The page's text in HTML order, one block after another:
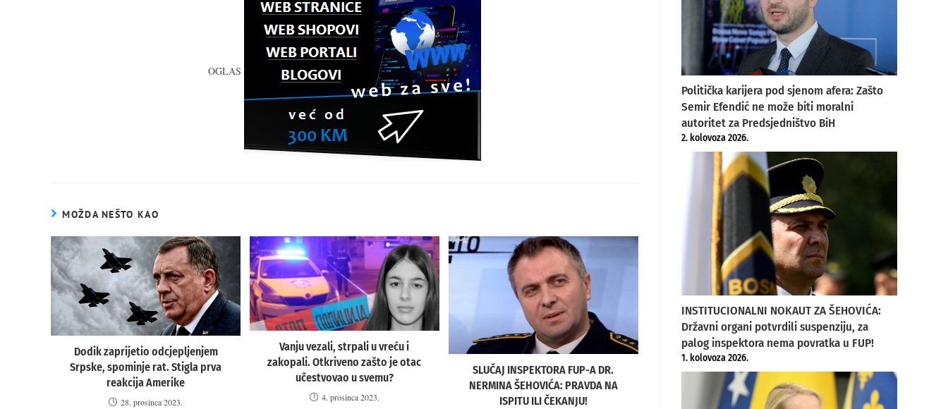
OGLAS
MOŽDA NEŠTO KAO
Dodik zaprijetio odcjepljenjem
Srpske, spominje rat. Stigla prva
reakcija Amerike
28. prosinca 2023.
Vanju vezali, strpali u vreću i
zakopali. Otkriveno zašto je otac
učestvovao u svemu?
4. prosinca 2023.
SLUČAJ INSPEKTORA FUP-A DR.
NERMINA ŠEHOVIĆA: PRAVDA NA
ISPITU ILI ČEKANJU!
Politička karijera pod sjenom afera: Zašto
Semir Efendić ne može biti moralni
autoritet za Predsjedništvo BiH
2. kolovoza 2026.
INSTITUCIONALNI NOKAUT ZA ŠEHOVIĆA:
Državni organi potvrdili suspenziju, za
palog inspektora nema povratka u FUP!
1. kolovoza 2026.